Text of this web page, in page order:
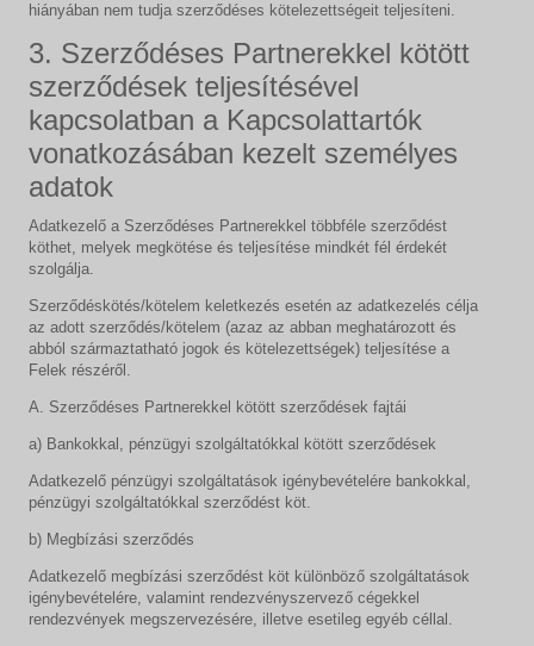
hiányában nem tudja szerződéses kötelezettségeit teljesíteni.
3. Szerződéses Partnerekkel kötött
szerződések teljesítésével
kapcsolatban a Kapcsolattartók
vonatkozásában kezelt személyes
adatok
Adatkezelő a Szerződéses Partnerekkel többféle szerződést
köthet, melyek megkötése és teljesítése mindkét fél érdekét
szolgálja.
Szerződéskötés/kötelem keletkezés esetén az adatkezelés célja
az adott szerződés/kötelem (azaz az abban meghatározott és
abból származtatható jogok és kötelezettségek) teljesítése a
Felek részéről.
A. Szerződéses Partnerekkel kötött szerződések fajtái
a) Bankokkal, pénzügyi szolgáltatókkal kötött szerződések
Adatkezelő pénzügyi szolgáltatások igénybevételére bankokkal,
pénzügyi szolgáltatókkal szerződést köt.
b) Megbízási szerződés
Adatkezelő megbízási szerződést köt különböző szolgáltatások
igénybevételére, valamint rendezvényszervező cégekkel
rendezvények megszervezésére, illetve esetileg egyéb céllal.